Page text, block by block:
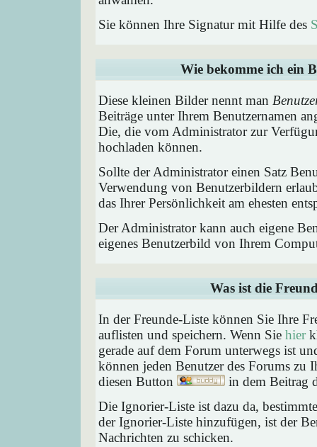
Sie können Ihre Signatur mit Hilfe des
Wie bekomme ich ein
Diese kleinen Bilder nennt man
Beiträge unter Ihrem Benutzernamen
Die, die vom Administrator zur
hochladen können.
Sollte der Administrator einen Satz
Verwendung von Benutzerbildern
das Ihrer Persönlichkeit am ehesten
Der Administrator kann auch eigene
eigenes Benutzerbild von Ihrem
Was ist die
In der Freunde-Liste können Sie Ihre
auflisten und speichern. Wenn Sie hier
gerade auf dem Forum unterwegs ist
können jeden Benutzer des Forums zu
diesen Button
in dem Beitrag
Die Ignorier-Liste ist dazu da,
der Ignorier-Liste hinzufügen, ist der
Nachrichten zu schicken.